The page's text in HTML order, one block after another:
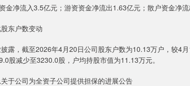
金净流入3.5亿元；游资资金净流出1.63亿元；散户资金净流
东户数变动
露，截至2026年4月20日公司股东户数为10.13万户，较4
股减少至3230.0股，户均持股市值为11.13万元。
于公司为全资子公司提供担保的进展公告